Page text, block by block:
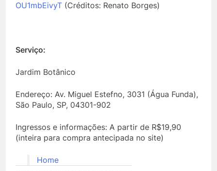
OU1mbEivyT (Créditos: Renato Borges)
Serviço:
Jardim Botânico
Endereço: Av. Miguel Estefno, 3031 (Água Funda),
São Paulo, SP, 04301-902
Ingressos e informações: A partir de R$19,90
(inteira para compra antecipada no site)
Home